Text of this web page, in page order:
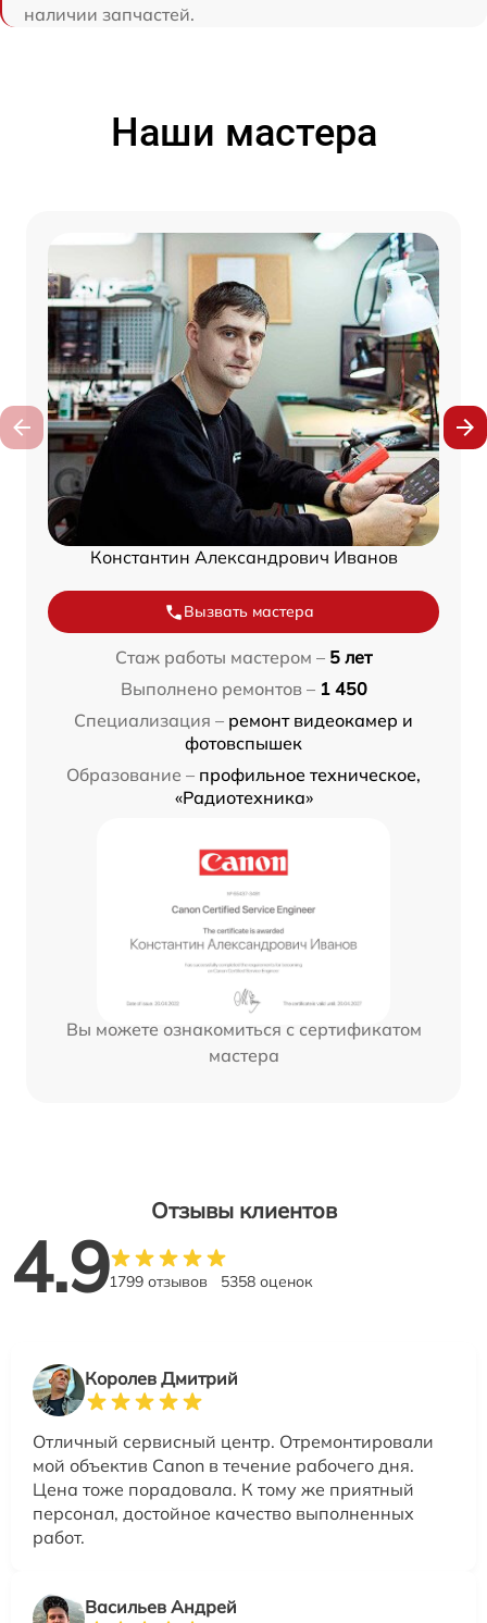
наличии запчастей.
Наши мастера
Константин Александрович Иванов
Вызвать мастера
Стаж работы мастером – 5 лет
Выполнено ремонтов – 1 450
Специализация – ремонт видеокамер и
фотовспышек
Образование – профильное техническое,
«Радиотехника»
Вы можете ознакомиться с сертификатом
мастера
Отзывы клиентов
4.91799 отзывов 5358 оценок
Королев Дмитрий
Отличный сервисный центр. Отремонтировали
мой объектив Canon в течение рабочего дня.
Цена тоже порадовала. К тому же приятный
персонал, достойное качество выполненных
работ.
Васильев Андрей